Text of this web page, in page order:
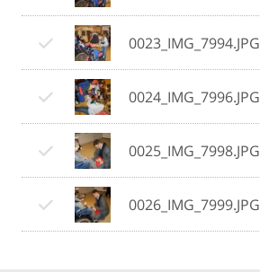
0023_IMG_7994.JPG
0024_IMG_7996.JPG
0025_IMG_7998.JPG
0026_IMG_7999.JPG